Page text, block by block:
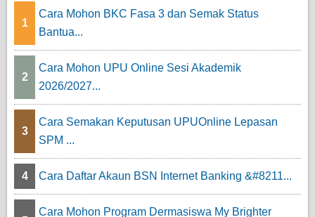
1
Cara Mohon BKC Fasa 3 dan Semak Status
Bantua...
2
Cara Mohon UPU Online Sesi Akademik
2026/2027...
3
Cara Semakan Keputusan UPUOnline Lepasan
SPM ...
4 Cara Daftar Akaun BSN Internet Banking &#8211...
Cara Mohon Program Dermasiswa My Brighter